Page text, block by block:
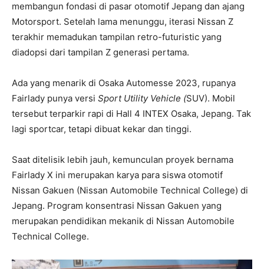
membangun fondasi di pasar otomotif Jepang dan ajang
Motorsport. Setelah lama menunggu, iterasi Nissan Z
terakhir memadukan tampilan retro-futuristic yang
diadopsi dari tampilan Z generasi pertama.
Ada yang menarik di Osaka Automesse 2023, rupanya
Fairlady punya versi Sport Utility Vehicle (SUV). Mobil
tersebut terparkir rapi di Hall 4 INTEX Osaka, Jepang. Tak
lagi sportcar, tetapi dibuat kekar dan tinggi.
Saat ditelisik lebih jauh, kemunculan proyek bernama
Fairlady X ini merupakan karya para siswa otomotif
Nissan Gakuen (Nissan Automobile Technical College) di
Jepang. Program konsentrasi Nissan Gakuen yang
merupakan pendidikan mekanik di Nissan Automobile
Technical College.